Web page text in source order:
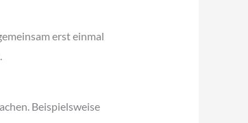
erst einmal
Beispielsweise